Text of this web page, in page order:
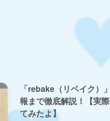
「rebake（リベイク）
報まで徹底解説！【実
てみたよ】